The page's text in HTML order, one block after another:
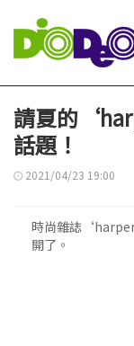
請夏的
話題！
2021/04/23 19:00
時尚雜誌
開了。